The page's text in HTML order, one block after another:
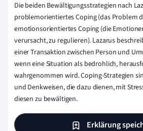
Die beiden Bewältigungsstrategien nach
problemorientiertes Coping (das Problem
emotionsorientiertes Coping (die
verursacht, zu regulieren). Lazarus
einer Transaktion zwischen Person und
wenn eine Situation als bedrohlich,
wahrgenommen wird. Coping-Strategien
und Denkweisen, die dazu dienen, mit
diesen zu bewältigen.
Erklärung